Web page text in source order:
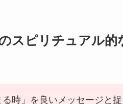
スピリチュアル的
る時」を良いメッセージと